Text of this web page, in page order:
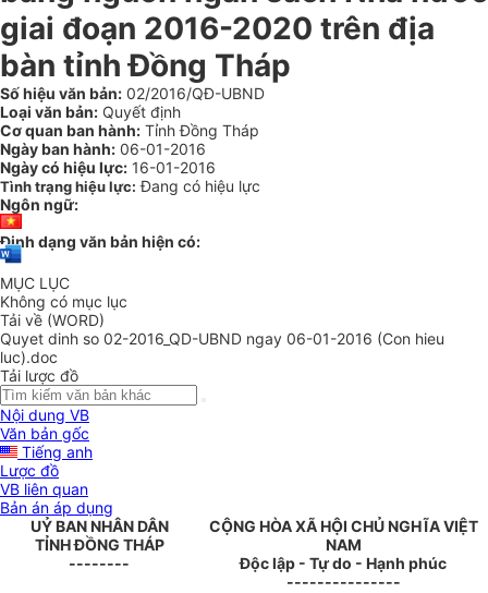
giai đoạn 2016-2020 trên địa
bàn tỉnh Đồng Tháp
Số hiệu văn bản: 02/2016/QĐ-UBND
Loại văn bản: Quyết định
Cơ quan ban hành: Tỉnh Đồng Tháp
Ngày ban hành: 06-01-2016
Ngày có hiệu lực: 16-01-2016
Tình trạng hiệu lực: Đang có hiệu lực
Ngôn ngữ:
Định dạng văn bản hiện có:
MỤC LỤC
Không có mục lục
Tải về (WORD)
Quyet dinh so 02-2016_QD-UBND ngay 06-01-2016 (Con hieu
luc).doc
Tải lược đồ
Nội dung VB
Văn bản gốc
Tiếng anh
Lược đồ
VB liên quan
Bản án áp dụng
UỶ BAN NHÂN DÂN
TỈNH ĐỒNG THÁP
--------
CỘNG HÒA XÃ HỘI CHỦ NGHĨA VIỆT
NAM
Độc lập - Tự do - Hạnh phúc
---------------